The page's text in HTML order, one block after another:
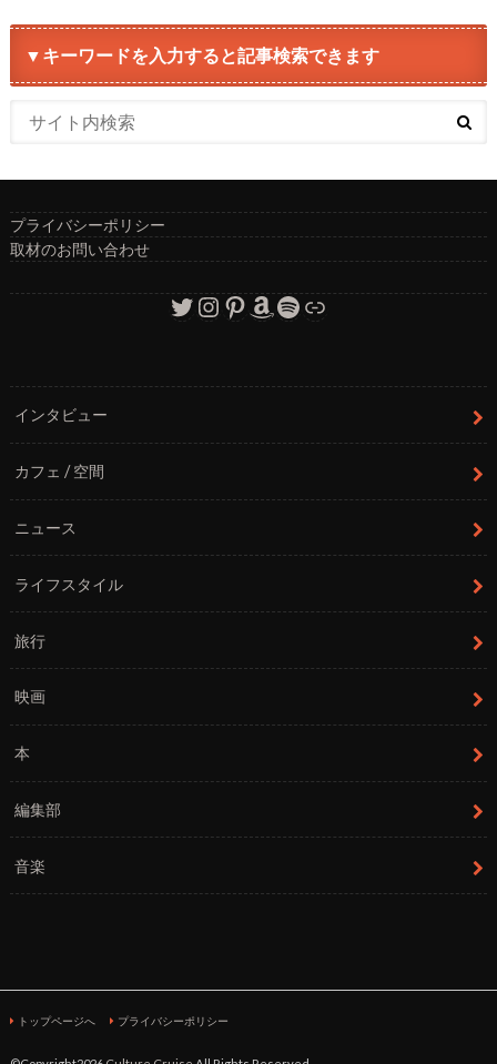
▼キーワードを入力すると記事検索できます
プライバシーポリシー
取材のお問い合わせ
Twitter
Instagram
Pinterest
Amazon
Spotify
リンク
インタビュー
カフェ / 空間
ニュース
ライフスタイル
旅行
映画
本
編集部
音楽
トップページへ プライバシーポリシー